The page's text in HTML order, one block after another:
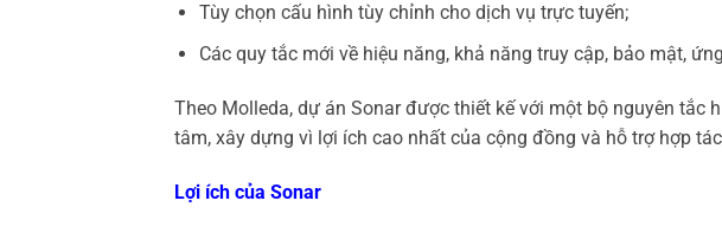
Tùy chọn cấu hình tùy chỉnh cho dịch vụ trực tuyến;
Các quy tắc mới về hiệu năng, khả năng truy cập, bảo mật,
Theo Molleda, dự án Sonar được thiết kế với một bộ nguyên tắc
tâm, xây dựng vì lợi ích cao nhất của cộng đồng và hỗ trợ hợp
Lợi ích của Sonar